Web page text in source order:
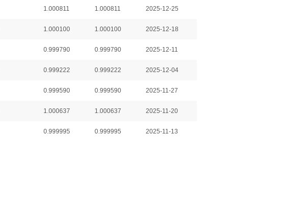
1.000811 1.000811 2025-12-25
1.000100 1.000100 2025-12-18
0.999790 0.999790 2025-12-11
0.999222 0.999222 2025-12-04
0.999590 0.999590 2025-11-27
1.000637 1.000637 2025-11-20
0.999995 0.999995 2025-11-13